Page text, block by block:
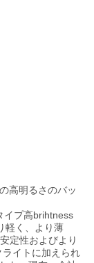
高明るさのバッ
イプ高brihtness
軽く、より薄
定性およびより
イトに加えられ